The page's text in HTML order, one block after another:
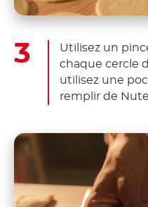
Utilisez un
chaque cercle
utilisez une
remplir de